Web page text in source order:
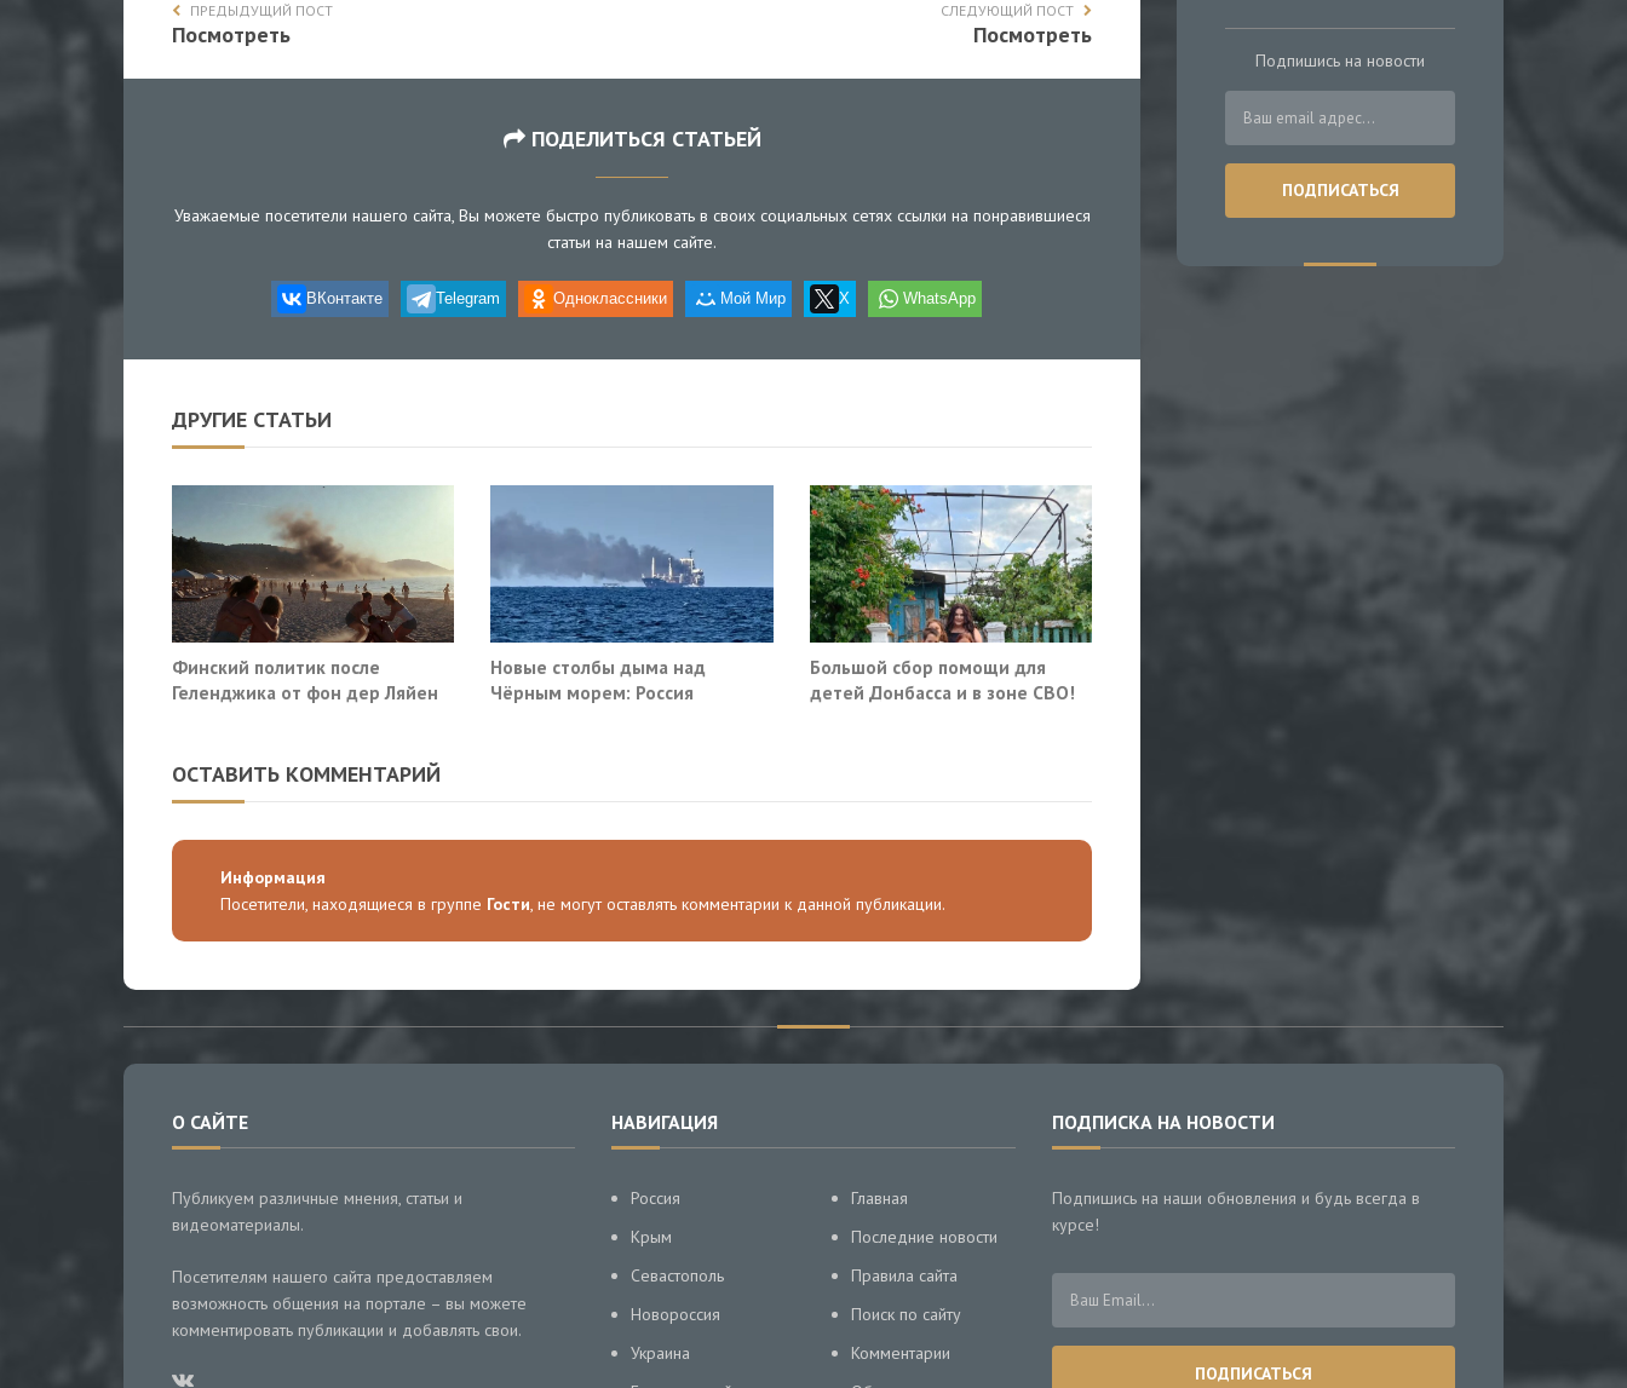
ПРЕДЫДУЩИЙ ПОСТ
Посмотреть
СЛЕДУЮЩИЙ ПОСТ
Посмотреть
ПОДЕЛИТЬСЯ СТАТЬЕЙ
Уважаемые посетители нашего сайта, Вы можете быстро публиковать в своих социальных сетях ссылки на понравившиеся
статьи на нашем сайте.
ВКонтакте Telegram Одноклассники Мой Мир X WhatsApp
ДРУГИЕ СТАТЬИ
Финский политик после
Геленджика от фон дер Ляйен
Новые столбы дыма над
Чёрным морем: Россия
Большой сбор помощи для
детей Донбасса и в зоне СВО!
ОСТАВИТЬ КОММЕНТАРИЙ
Информация
Посетители, находящиеся в группе Гости, не могут оставлять комментарии к данной публикации.
Подпишись на новости
О САЙТЕ
Публикуем различные мнения, статьи и
видеоматериалы.
Посетителям нашего сайта предоставляем
возможность общения на портале – вы можете
комментировать публикации и добавлять свои.
НАВИГАЦИЯ
Россия
Крым
Севастополь
Новороссия
Украина
Главная
Последние новости
Правила сайта
Поиск по сайту
Комментарии
ПОДПИСКА НА НОВОСТИ
Подпишись на наши обновления и будь всегда в
курсе!